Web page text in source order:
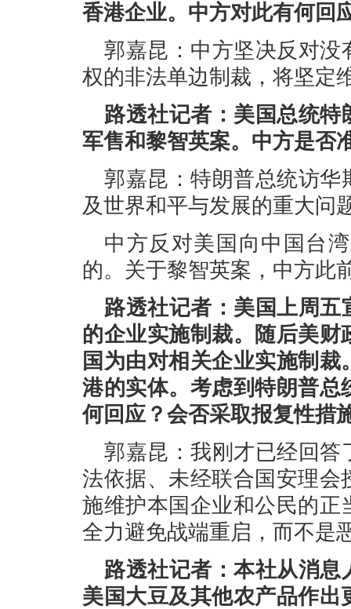
香港企业。中方对此有何回
郭嘉昆：中方坚决反对没
权的非法单边制裁，将坚定
路透社记者：美国总统
军售和黎智英案。中方是否
郭嘉昆：特朗普总统访华
及世界和平与发展的重大问
中方反对美国向中国台
的。关于黎智英案，中方此
路透社记者：美国上周
的企业实施制裁。随后美
国为由对相关企业实施制
港的实体。考虑到特朗普
何回应？会否采取报复性措
郭嘉昆：我刚才已经回答
法依据、未经联合国安理
施维护本国企业和公民的
全力避免战端重启，而不是
路透社记者：本社从消
美国大豆及其他农产品作